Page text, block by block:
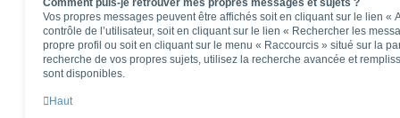
Comment puis-je retrouver mes propres messages et sujets ?
Vos propres messages peuvent être affichés soit en cliquant sur le lien «
contrôle de l’utilisateur, soit en cliquant sur le lien « Rechercher les
propre profil ou soit en cliquant sur le menu « Raccourcis » situé sur la
recherche de vos propres sujets, utilisez la recherche avancée et
sont disponibles.
Haut